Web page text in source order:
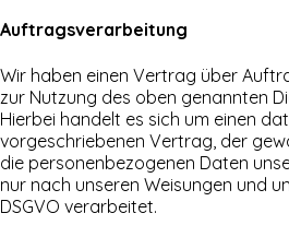
Auftragsverarbeitung
Wir haben einen Vertrag über
zur Nutzung des oben genannten
Hierbei handelt es sich um einen
vorgeschriebenen Vertrag, der
die personenbezogenen Daten
nur nach unseren Weisungen und
DSGVO verarbeitet.